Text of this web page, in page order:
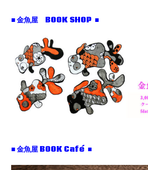
■ 金魚屋 BOOK SHOP ■
■ 金魚屋 BOOK Café ■